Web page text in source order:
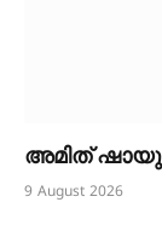
അമിത്
9 August 2026